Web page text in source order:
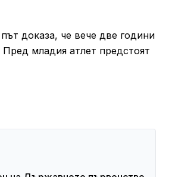
доказа, че вече две години
Пред младия атлет предстоят